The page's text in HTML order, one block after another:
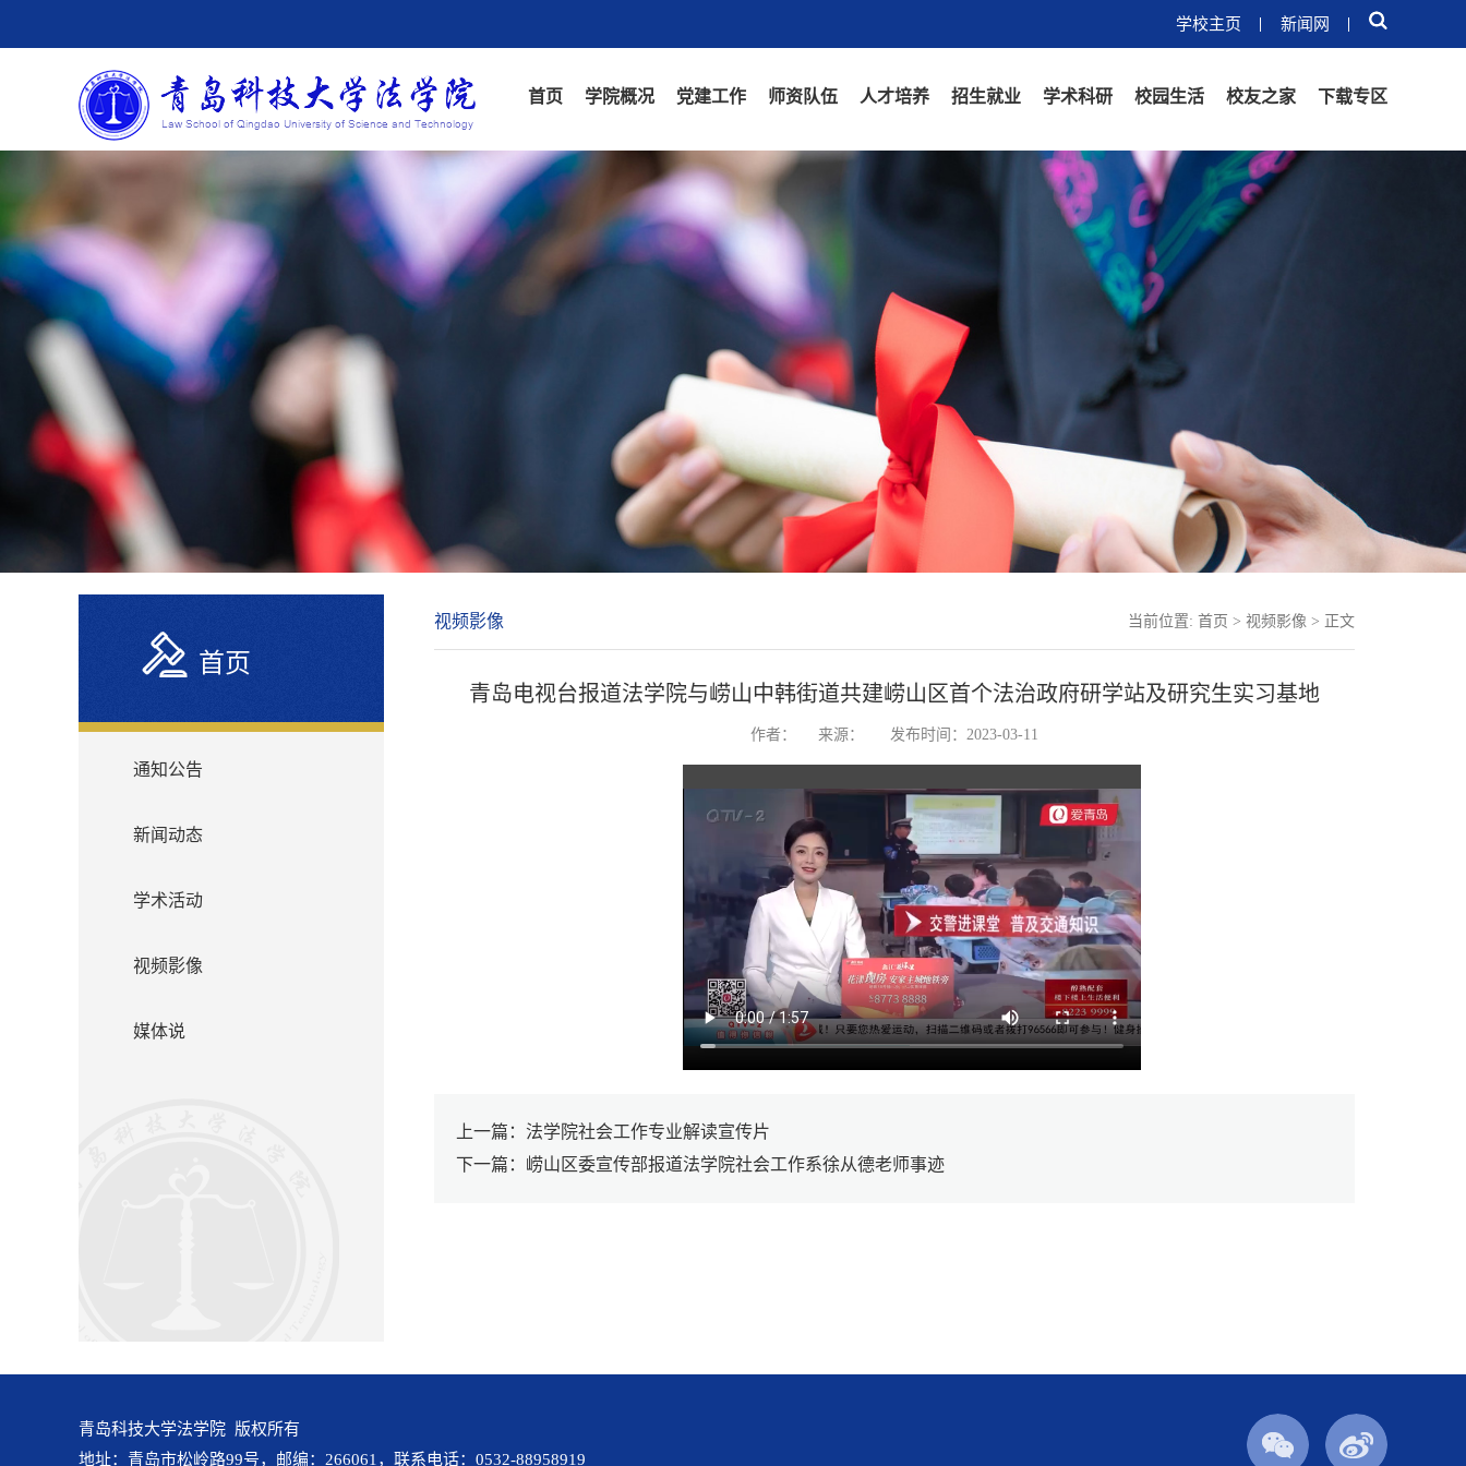
学校主页 新闻网
首页 学院概况 党建工作 师资队伍 人才培养 招生就业 学术科研 校园生活 校友之家 下载专区
首页
通知公告
新闻动态
学术活动
视频影像
媒体说
视频影像 当前位置: 首页 > 视频影像 > 正文
青岛电视台报道法学院与崂山中韩街道共建崂山区首个法治政府研学站及研究生实习基地
作者： 来源： 发布时间：2023-03-11
上一篇：法学院社会工作专业解读宣传片
下一篇：崂山区委宣传部报道法学院社会工作系徐从德老师事迹
青岛科技大学法学院 版权所有
地址：青岛市松岭路99号，邮编：266061，联系电话：0532-88958919